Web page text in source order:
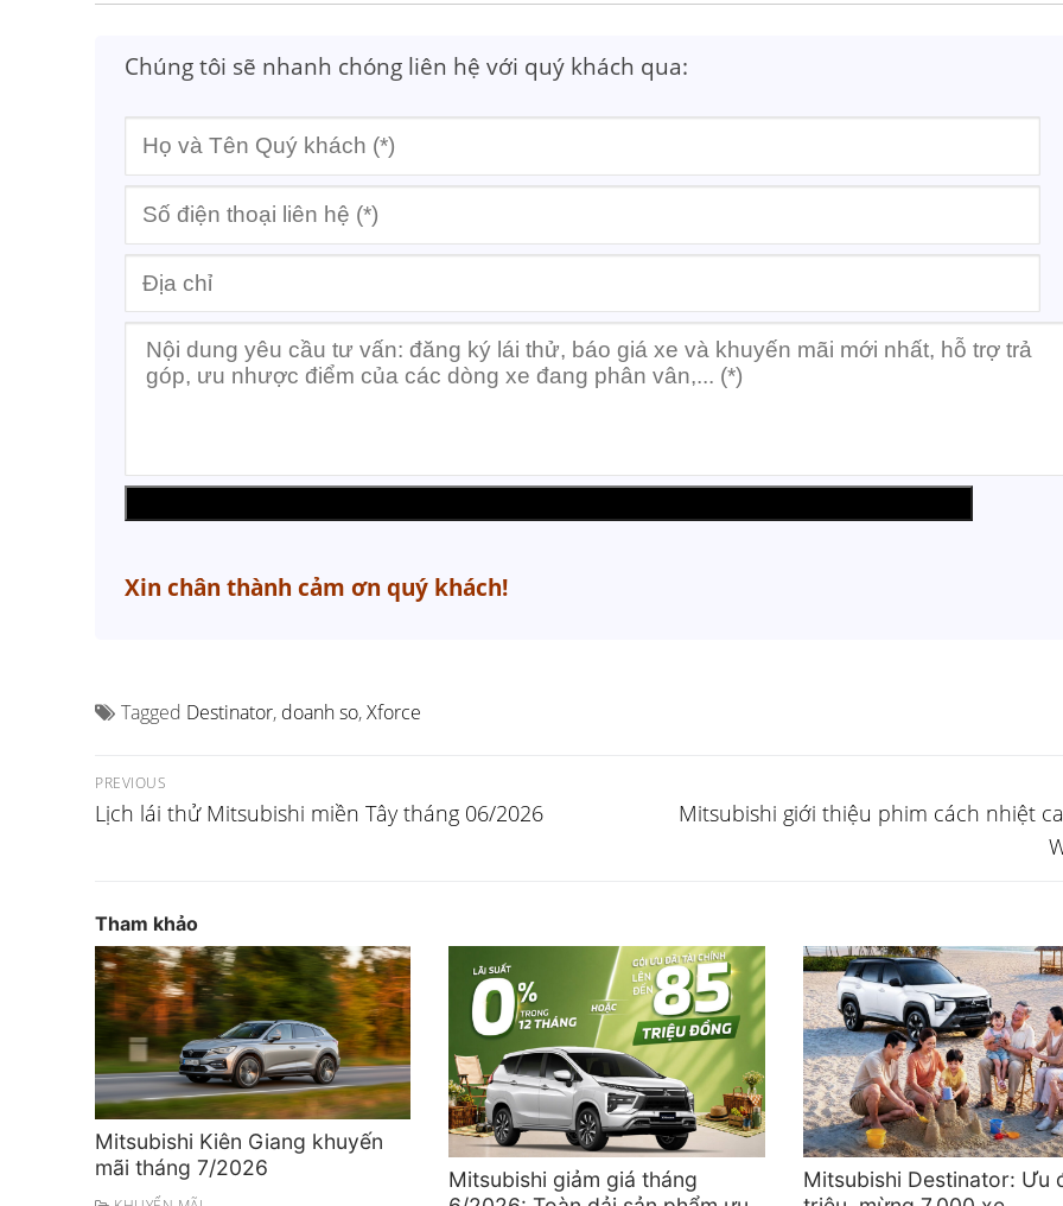
Chúng tôi sẽ nhanh chóng liên hệ với quý khách qua:
Xin chân thành cảm ơn quý khách!
Tagged Destinator, doanh so,Xforce
Điều
hướng
viết
PREVIOUS
Previous
Lịch lái thử Mitsubishi miền Tây tháng 06/2026
Next
Mitsubishi giới thiệu phim cách nhiệt
Tham khảo
Mitsubishi Kiên Giang khuyến
mãi tháng 7/2026
Mitsubishi giảm giá tháng
Mitsubishi Destinator: Ưu